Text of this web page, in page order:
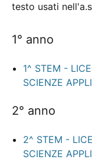
testo usati
1° anno
1^ STEM -
SCIENZE
2° anno
2^ STEM -
SCIENZE